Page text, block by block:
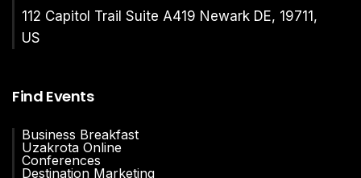
112 Capitol Trail Suite A419 Newark DE, 19711,
US
Find Events
Business Breakfast
Uzakrota Online
Conferences
Destination Marketing